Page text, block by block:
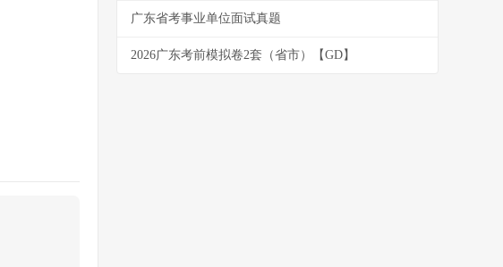
广东省考事业单位面试真题
2026广东考前模拟卷2套（省市）【GD】